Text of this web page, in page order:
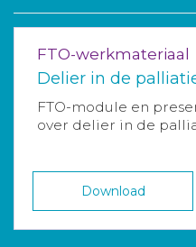
FTO-werkmateriaal
Delier in de
FTO-module en
over delier in de
Download